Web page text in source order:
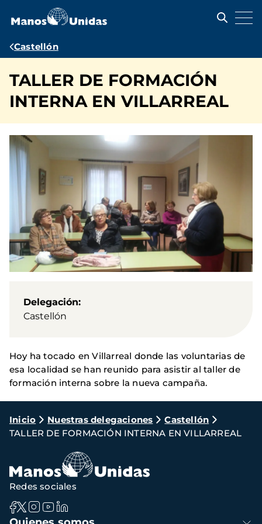
contenido
Ruta
navegación
Castellón
TALLER DE FORMACIÓN
INTERNA EN VILLARREAL
Delegación
Castellón
Hoy ha tocado en Villarreal donde las voluntarias de
esa localidad se han reunido para asistir al taller de
formación interna sobre la nueva campaña.
Ruta
de
navegación
Inicio Nuestras delegaciones
Castellón
TALLER DE FORMACIÓN INTERNA EN VILLARREAL
Navegación
Redes sociales